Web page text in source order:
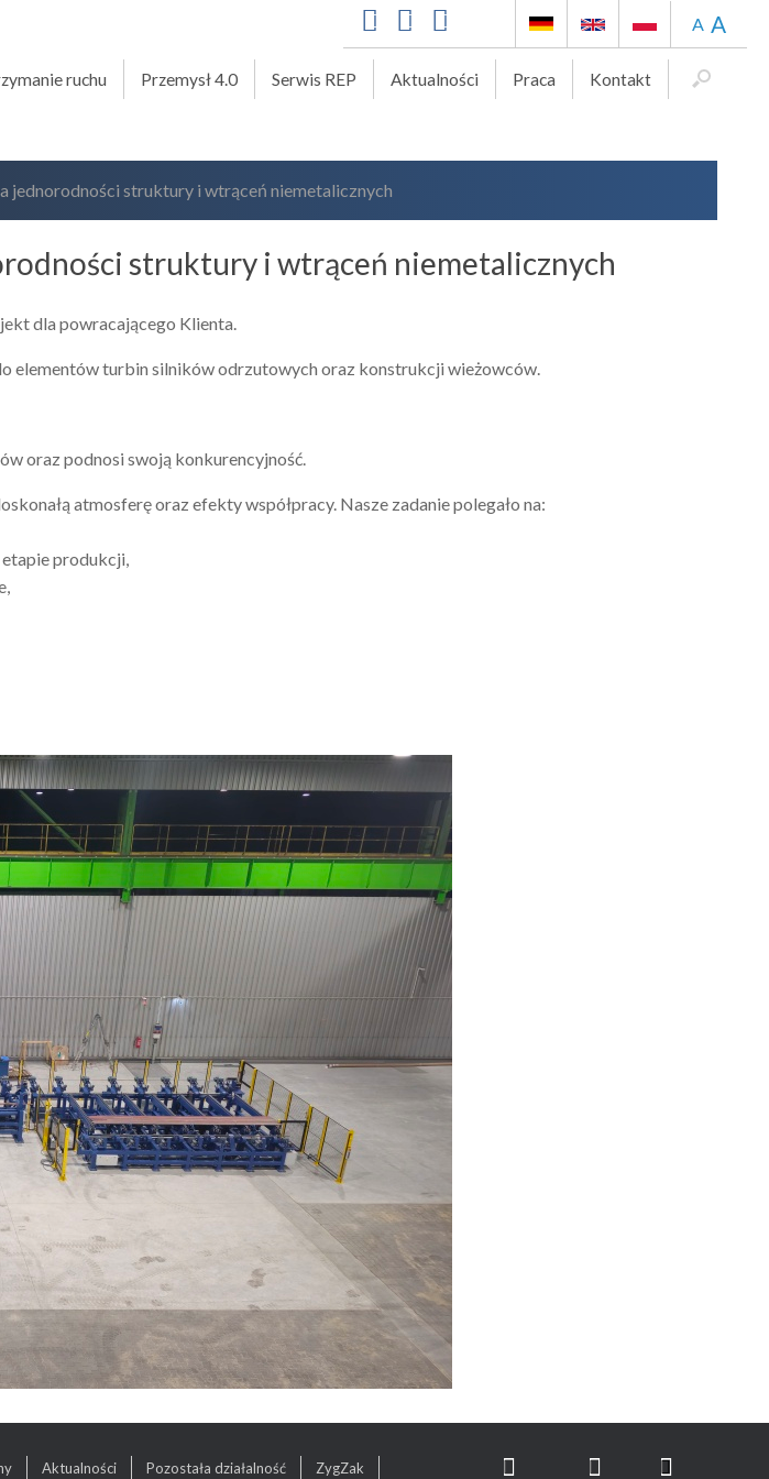
A A
ruchu Przemysł 4.0 Serwis REP Aktualności Praca Kontakt
jednorodności struktury i wtrąceń niemetalicznych
struktury i wtrąceń niemetalicznych
dla powracającego Klienta.
elementów turbin silników odrzutowych oraz konstrukcji wieżowców.
oraz podnosi swoją konkurencyjność.
atmosferę oraz efekty współpracy. Nasze zadanie polegało na:
produkcji,
Aktualności Pozostała działalność ZygZak